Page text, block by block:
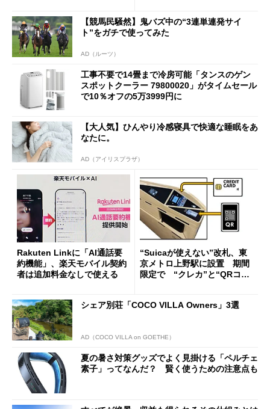
【競馬民騒然】鬼バズ中の“3連単連発サイ
ト”をガチで使ってみた
AD（ルーツ）
工事不要で14畳まで冷房可能「タンスのゲン
スポットクーラー 79800020」がタイムセール
で10％オフの5万3999円に
【大人気】ひんやり冷感寝具で快適な睡眠をあ
なたに。
AD（アイリスプラザ）
Rakuten Linkに「AI通話要
約機能」、楽天モバイル契約
者は追加料金なしで使える
“Suicaが使えない”改札、東
京メトロ上野駅に設置 期間
限定で “クレカ”と“QRコー
シェア別荘「COCO VILLA Owners」3選
AD（COCO VILLA on GOETHE）
夏の暑さ対策グッズでよく見掛ける「ペルチェ
素子」ってなんだ？ 賢く使うための注意点も